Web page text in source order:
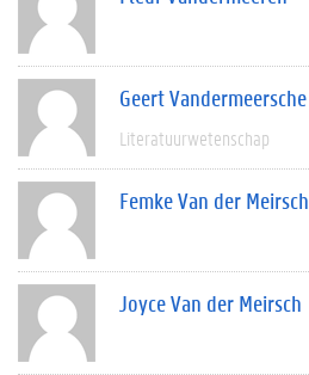
Geert Vandermeersche
Literatuurwetenschap
Femke Van der Meirsch
Joyce Van der Meirsch